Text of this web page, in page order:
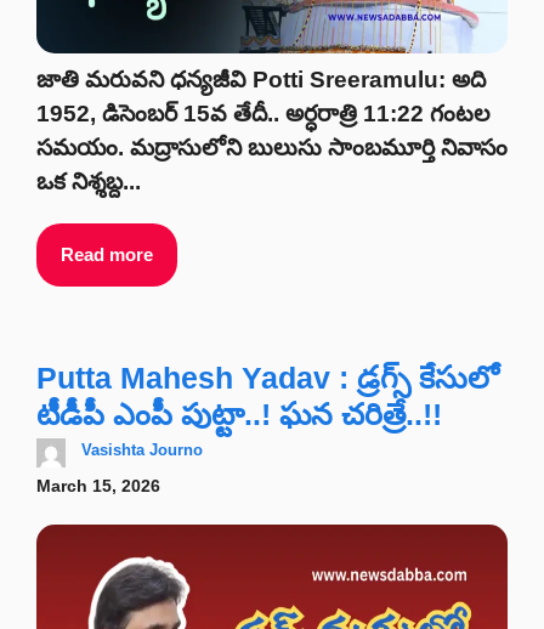
జాతి మరువని ధన్యజీవి Potti Sreeramulu: అది
1952, డిసెంబర్ 15వ తేదీ.. అర్ధరాత్రి 11:22 గంటల
సమయం. మద్రాసులోని బులుసు సాంబమూర్తి నివాసం
ఒక నిశ్శబ్ద...
Read more
Putta Mahesh Yadav : డ్రగ్స్ కేసులో
టీడీపీ ఎంపీ పుట్టా..! ఘన చరిత్రే..!!
Vasishta Journo
March 15, 2026